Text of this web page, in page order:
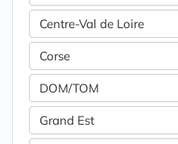
Centre-Val de Loire
Corse
DOM/TOM
Grand Est